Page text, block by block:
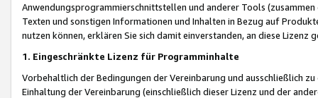
Anwendungsprogrammierschnittstellen und anderer Tools (zusammen
Texten und sonstigen Informationen und Inhalten in Bezug auf
nutzen können, erklären Sie sich damit einverstanden, an diese Lizenz
1. Eingeschränkte Lizenz für Programminhalte
Vorbehaltlich der Bedingungen der Vereinbarung und ausschließlich
Einhaltung der Vereinbarung (einschließlich dieser Lizenz und der